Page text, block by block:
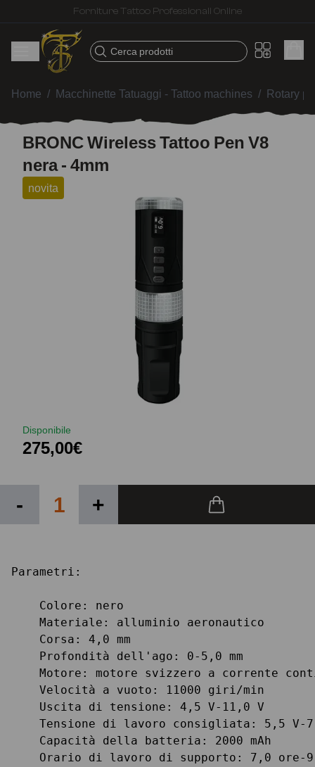
Spedizione veloce – Prodotti selezionati per tatuatori
Cerca prodotti
Home / Macchinette Tatuaggi - Tattoo machines / Rotary
BRONC Wireless Tattoo Pen V8
nera - 4mm
novita
Disponibile
275,00€
- +
Parametri:
    Colore: nero
    Materiale: alluminio aeronautico
    Corsa: 4,0 mm
    Profondità dell'ago: 0-5,0 mm
Motore: motore svizzero a corrente
    Velocità a vuoto: 11000 giri/min
    Uscita di tensione: 4,5 V-11,0 V
Tensione di lavoro consigliata: 5,5 V-
    Capacità della batteria: 2000 mAh
Orario di lavoro di supporto: 7,0 ore-